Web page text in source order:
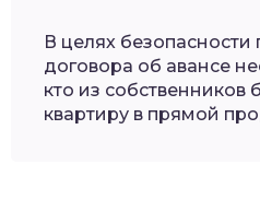
В целях
договора об авансе
кто из собственников
квартиру в прямой